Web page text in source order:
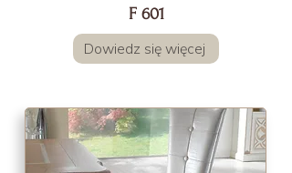
F 601
Dowiedz się więcej